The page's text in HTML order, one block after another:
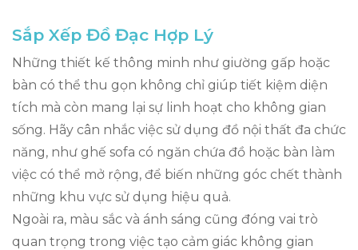
Sắp Xếp Đồ Đạc Hợp Lý
Những thiết kế thông minh như giường gấp hoặc
bàn có thể thu gọn không chỉ giúp tiết kiệm diện
tích mà còn mang lại sự linh hoạt cho không gian
sống. Hãy cân nhắc việc sử dụng đồ nội thất đa chức
năng, như ghế sofa có ngăn chứa đồ hoặc bàn làm
việc có thể mở rộng, để biến những góc chết thành
những khu vực sử dụng hiệu quả.
Ngoài ra, màu sắc và ánh sáng cũng đóng vai trò
quan trọng trong việc tạo cảm giác không gian